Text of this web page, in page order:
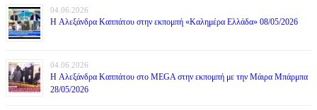
04.06.2026
H Αλεξάνδρα Καππάτου στην εκπομπή «Καλημέρα Ελλάδα» 08/05/2026
04.06.2026
H Αλεξάνδρα Καππάτου στο MEGA στην εκπομπή με την Μάιρα Mπάρμπα
28/05/2026